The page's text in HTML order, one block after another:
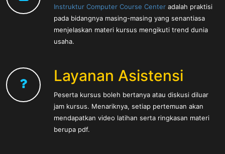
Instruktur Computer Course Center adalah praktisi
pada bidangnya masing-masing yang senantiasa
menjelaskan materi kursus mengikuti trend dunia
usaha.
Layanan Asistensi
Peserta kursus boleh bertanya atau diskusi diluar
jam kursus. Menariknya, setiap pertemuan akan
mendapatkan video latihan serta ringkasan materi
berupa pdf.